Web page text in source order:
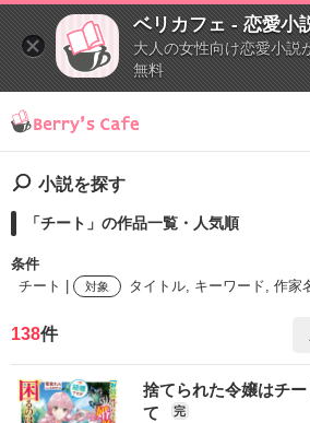
ベリカフェ - 恋愛小
大人の女性向け恋愛小説
無料
小説を探す
「チート」の作品一覧・人気順
条件
チート |
対象 タイトル, キーワード, 作家
検索ワード
138件
捨てられた令嬢はチ
て
完